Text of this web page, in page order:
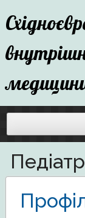
Skip
to
content